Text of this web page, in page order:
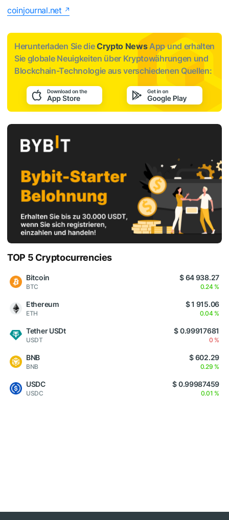
coinjournal.net
Herunterladen Sie dieCrypto NewsApp und erhalten
Sie globale Neuigkeiten über Kryptowährungen und
Blockchain-Technologie aus verschiedenen Quellen:
TOP 5 Cryptocurrencies
Bitcoin
BTC
$ 64 938.27
0.24 %
Ethereum
ETH
$ 1 915.06
0.04 %
Tether USDt
USDT
$ 0.99917681
0 %
BNB
BNB
$ 602.29
0.29 %
USDC
USDC
$ 0.99987459
0.01 %